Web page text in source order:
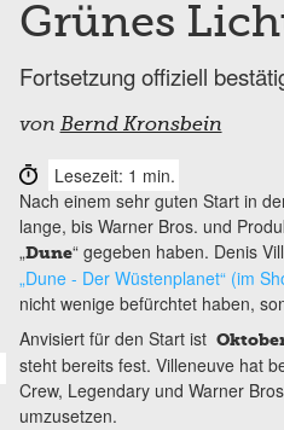
Grünes
Fortsetzung offiziell
von Bernd Kronsbein
Lesezeit: 1 min.
Nach einem sehr guten Start in
lange, bis Warner Bros. und
„Dune“ gegeben haben. Denis
„Dune - Der Wüstenplanet“ (im
nicht wenige befürchtet haben,
Anvisiert für den Start ist
steht bereits fest. Villeneuve hat
Crew, Legendary und Warner
umzusetzen.